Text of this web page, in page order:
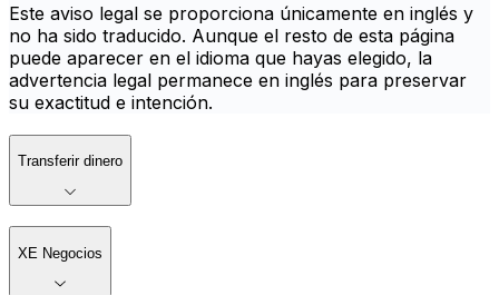
Este aviso legal se proporciona únicamente en inglés y
no ha sido traducido. Aunque el resto de esta página
puede aparecer en el idioma que hayas elegido, la
advertencia legal permanece en inglés para preservar
su exactitud e intención.
Transferir dinero
XE Negocios